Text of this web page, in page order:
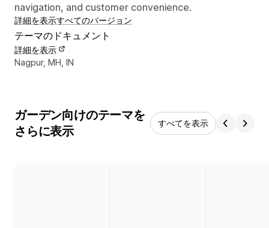
navigation, and customer convenience.
詳細を表示すべてのバージョン
テーマのドキュメント
詳細を表示
デザイナーの連絡先情報
Nagpur, MH, IN
ガーデン向けのテーマを
さらに表示
すべてを表示